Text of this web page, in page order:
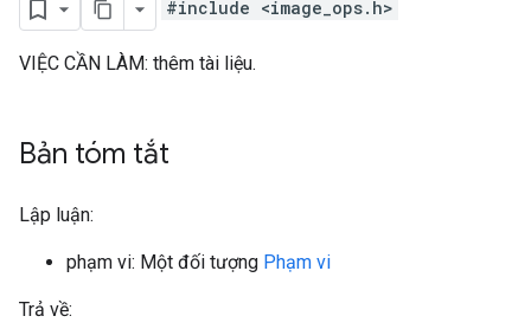
#include <image_ops.h>
VIỆC CẦN LÀM: thêm tài liệu.
Bản tóm tắt
Lập luận:
phạm vi: Một đối tượng Phạm vi
Trả về: